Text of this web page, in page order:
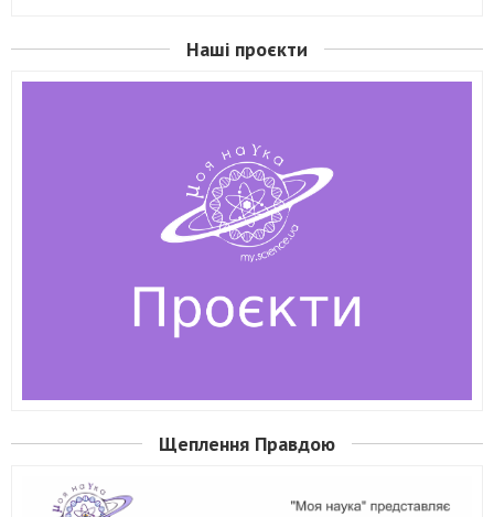
Наші проєкти
Щеплення Правдою